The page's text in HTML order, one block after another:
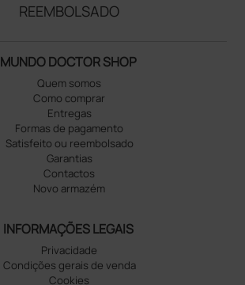
REEMBOLSADO
MUNDO DOCTOR SHOP
Quem somos
Como comprar
Entregas
Formas de pagamento
Satisfeito ou reembolsado
Garantias
Contactos
Novo armazém
INFORMAÇÕES LEGAIS
Privacidade
Condições gerais de venda
Cookies